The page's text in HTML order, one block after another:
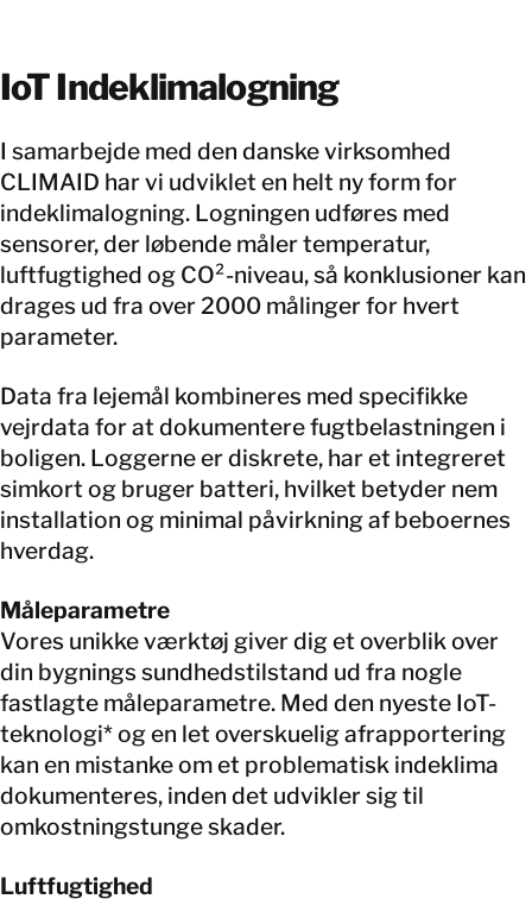
IoT Indeklimalogning
I samarbejde med den danske virksomhed
CLIMAID har vi udviklet en helt ny form for
indeklimalogning. Logningen udføres med
sensorer, der løbende måler temperatur,
luftfugtighed og CO²-niveau, så konklusioner kan
drages ud fra over 2000 målinger for hvert
parameter.
Data fra lejemål kombineres med specifikke
vejrdata for at dokumentere fugtbelastningen i
boligen. Loggerne er diskrete, har et integreret
simkort og bruger batteri, hvilket betyder nem
installation og minimal påvirkning af beboernes
hverdag.
Måleparametre
Vores unikke værktøj giver dig et overblik over
din bygnings sundhedstilstand ud fra nogle
fastlagte måleparametre. Med den nyeste IoT-
teknologi* og en let overskuelig afrapportering
kan en mistanke om et problematisk indeklima
dokumenteres, inden det udvikler sig til
omkostningstunge skader.
Luftfugtighed